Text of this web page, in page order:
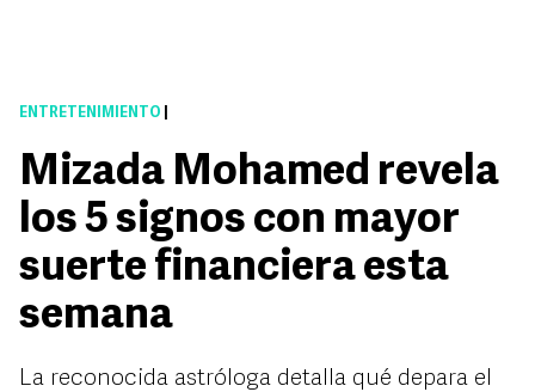
ENTRETENIMIENTO
Mizada Mohamed revela
los 5 signos con mayor
suerte financiera esta
semana
La reconocida astróloga detalla qué depara el